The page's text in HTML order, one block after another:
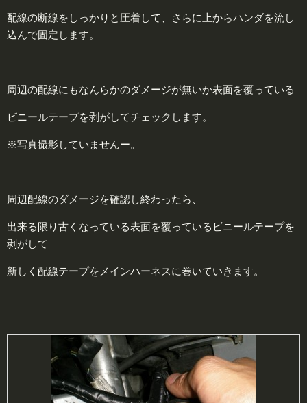
配線の断線をしっかりと圧着して、さらに上からハンダを流し
込んで固定します。
周辺の配線にもなんらかのダメージが無いか表面を覆っている
ビニールテープを剥がしてチェックします。
※写真撮影していませんー。
周辺配線のダメージを確認し終わったら、
出来る限り古くなっている表面を覆っているビニールテープを
剥がして
新しく配線テープをメインハーネスに巻いていきます。